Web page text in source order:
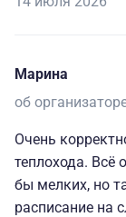
Марина
об
Очень
теплохода. Всё
бы мелких, но
расписание на